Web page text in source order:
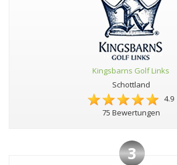
Kingsbarns Golf Links
Schottland
4.9
75 Bewertungen
3